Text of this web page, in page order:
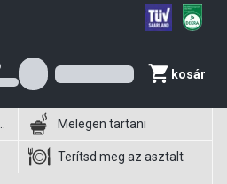
kosár
Melegen tartani
Terítsd meg az asztalt